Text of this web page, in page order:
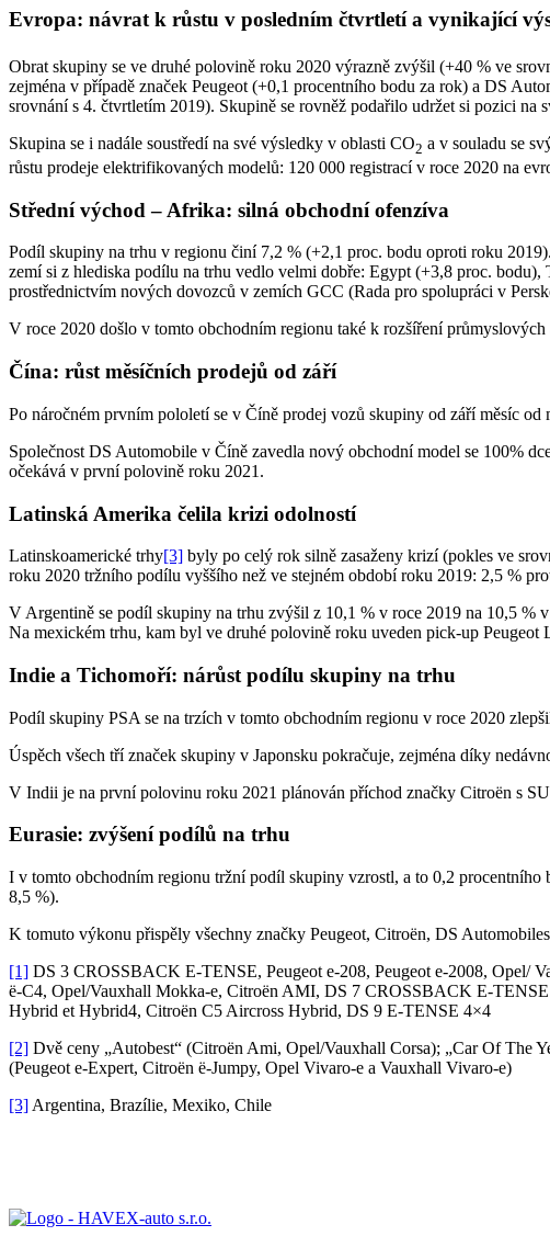
Evropa: návrat k růstu v posledním čtvrtletí a vynikající
Obrat skupiny se ve druhé polovině roku 2020 výrazně zvýšil (+40 % ve
zejména v případě značek Peugeot (+0,1 procentního bodu za rok) a DS
srovnání s 4. čtvrtletím 2019). Skupině se rovněž podařilo udržet si pozici
Skupina se i nadále soustředí na své výsledky v oblasti CO2 a v souladu se
růstu prodeje elektrifikovaných modelů: 120 000 registrací v roce 2020 na
Střední východ – Afrika: silná obchodní ofenzíva
Podíl skupiny na trhu v regionu činí 7,2 % (+2,1 proc. bodu oproti roku
zemí si z hlediska podílu na trhu vedlo velmi dobře: Egypt (+3,8 proc.
prostřednictvím nových dovozců v zemích GCC (Rada pro spolupráci v
V roce 2020 došlo v tomto obchodním regionu také k rozšíření
Čína: růst měsíčních prodejů od září
Po náročném prvním pololetí se v Číně prodej vozů skupiny od září měsíc
Společnost DS Automobile v Číně zavedla nový obchodní model se 100%
očekává v první polovině roku 2021.
Latinská Amerika čelila krizi odolností
Latinskoamerické trhy[3] byly po celý rok silně zasaženy krizí (pokles ve
roku 2020 tržního podílu vyššího než ve stejném období roku 2019: 2,5 %
V Argentině se podíl skupiny na trhu zvýšil z 10,1 % v roce 2019 na 10,5 %
Na mexickém trhu, kam byl ve druhé polovině roku uveden pick-up
Indie a Tichomoří: nárůst podílu skupiny na trhu
Podíl skupiny PSA se na trzích v tomto obchodním regionu v roce 2020
Úspěch všech tří značek skupiny v Japonsku pokračuje, zejména díky
V Indii je na první polovinu roku 2021 plánován příchod značky Citroën s
Eurasie: zvýšení podílů na trhu
I v tomto obchodním regionu tržní podíl skupiny vzrostl, a to 0,2
8,5 %).
K tomuto výkonu přispěly všechny značky Peugeot, Citroën, DS
[1] DS 3 CROSSBACK E-TENSE, Peugeot e-208, Peugeot e-2008, Opel/
ë-C4, Opel/Vauxhall Mokka-e, Citroën AMI, DS 7 CROSSBACK E-
Hybrid et Hybrid4, Citroën C5 Aircross Hybrid, DS 9 E-TENSE 4×4
[2] Dvě ceny „Autobest“ (Citroën Ami, Opel/Vauxhall Corsa); „Car Of The
(Peugeot e-Expert, Citroën ë-Jumpy, Opel Vivaro-e a Vauxhall Vivaro-e)
[3] Argentina, Brazílie, Mexiko, Chile